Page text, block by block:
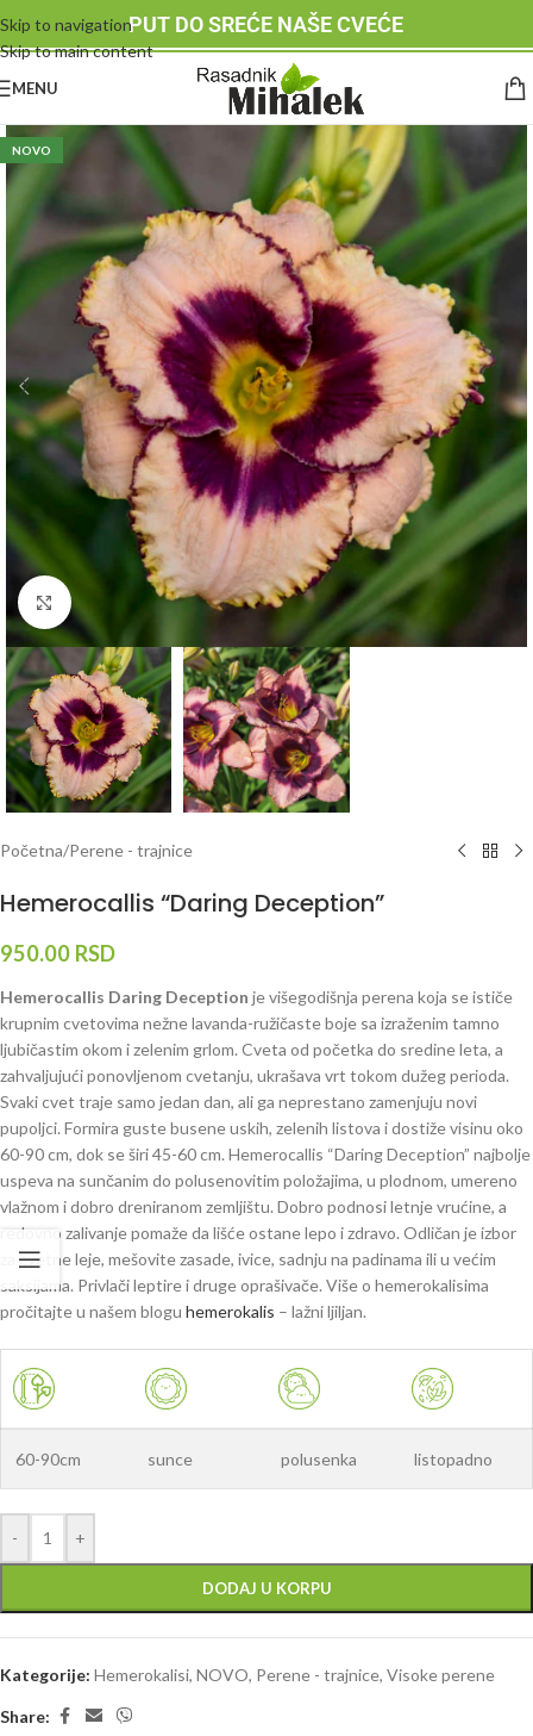
Skip to navigation
Skip to main content
PUT DO SREĆE NAŠE CVEĆE
MENU
NOVO
Klknite da uvećate
Početna/Perene - trajnice
Hemerocallis “Daring Deception”
950.00 RSD
Hemerocallis Daring Deception je višegodišnja perena koja se ističe
krupnim cvetovima nežne lavanda-ružičaste boje sa izraženim tamno
ljubičastim okom i zelenim grlom. Cveta od početka do sredine leta, a
zahvaljujući ponovljenom cvetanju, ukrašava vrt tokom dužeg perioda.
Svaki cvet traje samo jedan dan, ali ga neprestano zamenjuju novi
pupoljci. Formira guste busene uskih, zelenih listova i dostiže visinu oko
60-90 cm, dok se širi 45-60 cm. Hemerocallis “Daring Deception” najbolje
uspeva na sunčanim do polusenovitim položajima, u plodnom, umereno
vlažnom i dobro dreniranom zemljištu. Dobro podnosi letnje vrućine, a
redovno zalivanje pomaže da lišće ostane lepo i zdravo. Odličan je izbor
za cvetne leje, mešovite zasade, ivice, sadnju na padinama ili u većim
saksijama. Privlači leptire i druge oprašivače. Više o hemerokalisima
pročitajte u našem blogu hemerokalis – lažni ljiljan.
60-90cm sunce polusenka listopadno
- +
DODAJ U KORPU
Kategorije: Hemerokalisi, NOVO, Perene - trajnice, Visoke perene
Share: